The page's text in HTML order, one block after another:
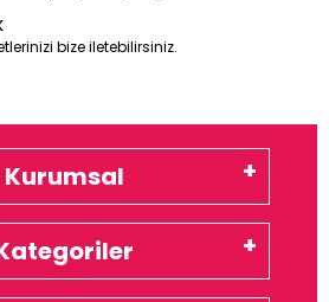
bize iletebilirsiniz.
Kurumsal